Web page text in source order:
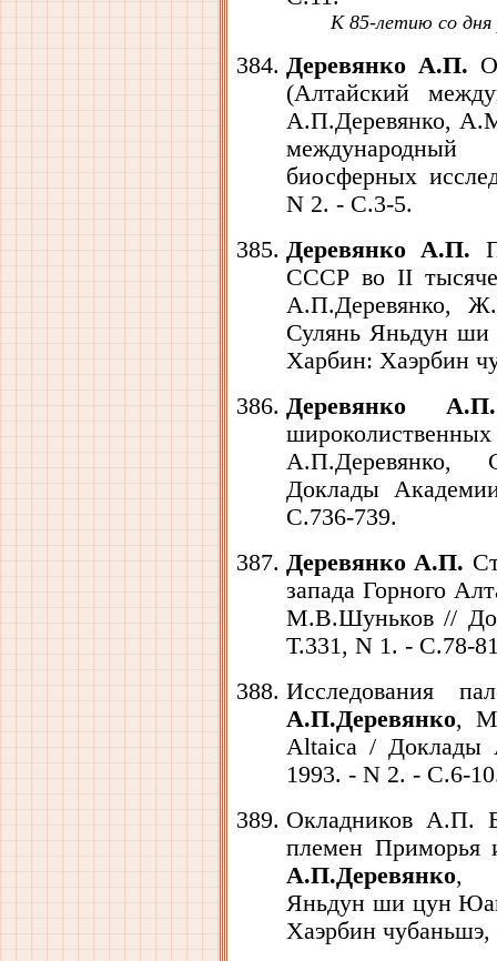
К 85-летию со дня
Деревянко А.П.
(Алтайский
А.П.Деревянко,
биосферных
N 2. - С.3-5.
Деревянко А.П.
СССР во II
А.П.Деревянко,
Сулянь Яньдун
Харбин: Хаэрбин
Деревянко А.П.
Доклады
С.736-739.
Деревянко А.П.
запада Горного
М.В.Шуньков //
Т.331, N 1. - С.78-
Исследования
А.П.Деревянко,
Altaica / Доклады
1993. - N 2. - С.6-
Окладников А.П.
племен Приморья
А.П.Деревянко,
Яньдун ши цун
Хаэрбин